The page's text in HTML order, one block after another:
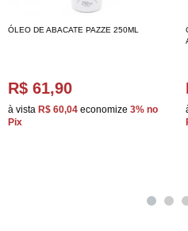
ÓLEO DE ABACATE PAZZE 250ML
R$ 61,90
à vista R$ 60,04 economize 3% no
Pix